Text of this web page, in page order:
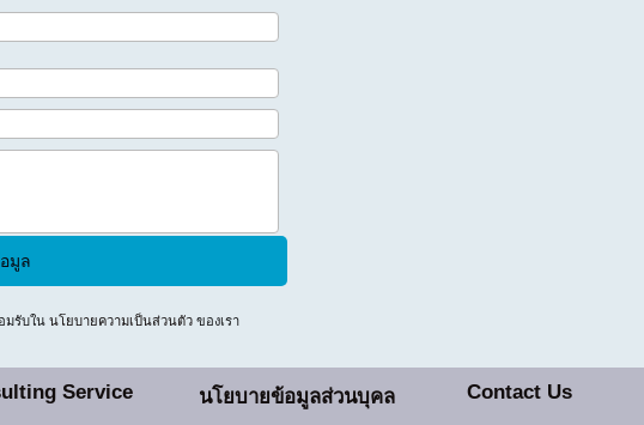
มรับใน นโยบายความเป็นส่วนตัวของเรา
Service นโยบายข้อมูลส่วนบุคล Contact Us